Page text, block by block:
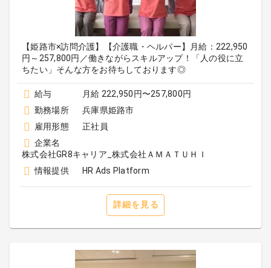
【姫路市×訪問介護】【介護職・ヘルパー】月給：222,950
円～257,800円／働きながらスキルアップ！「人の役に立
ちたい」そんな方をお待ちしております◎
給与
月給 222,950円〜257,800円
勤務場所
兵庫県姫路市
雇用形態
正社員
企業名
株式会社GR8キャリア_株式会社ＡＭＡＴＵＨＩ
情報提供
HR Ads Platform
詳細を見る